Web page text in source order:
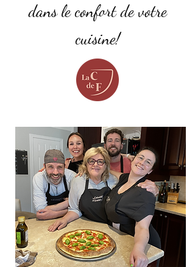
dans le confort de votre
cuisine!